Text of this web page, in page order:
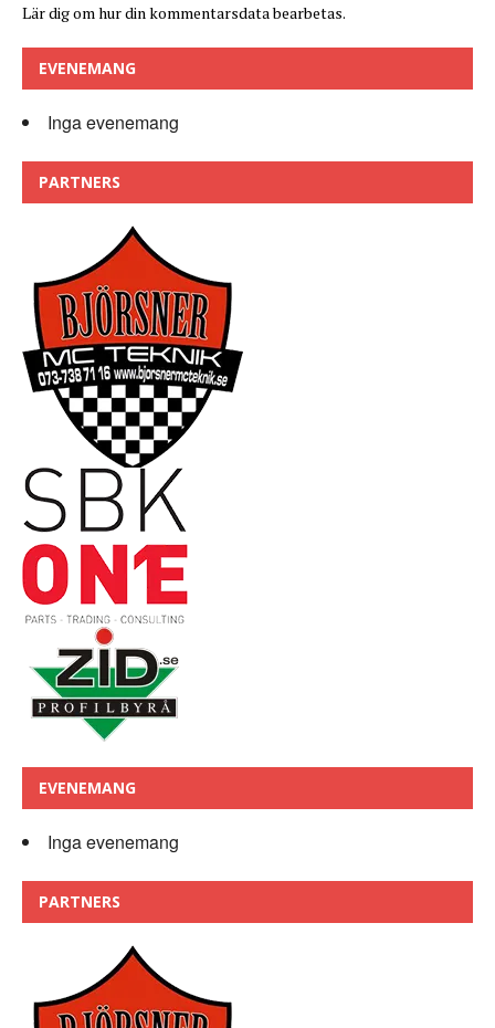
Lär dig om hur din kommentarsdata bearbetas.
EVENEMANG
Inga evenemang
PARTNERS
EVENEMANG
Inga evenemang
PARTNERS